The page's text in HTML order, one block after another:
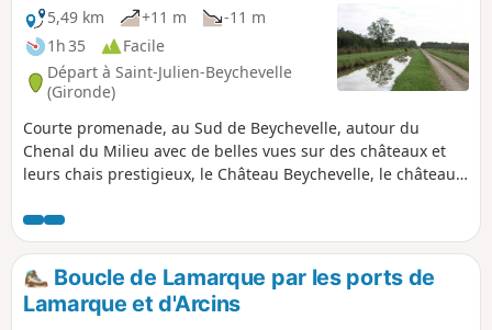
5,49 km
+11 m
-11 m
1h 35
Facile
Départ à Saint-Julien-Beychevelle
(Gironde)
Courte promenade, au Sud de Beychevelle, autour du
Chenal du Milieu avec de belles vues sur des châteaux et
leurs chais prestigieux, le Château Beychevelle, le château
seconde partie du parcours se fait dans le Marais de
Beychevelle. Avertissement : ce circuit traverse des
propriétés viticoles privées, ce qui impose, strictement, de
rester sur les chemins empruntés, sans pénétrer dans les
vignes.
Boucle de Lamarque par les ports de
Lamarque et d'Arcins